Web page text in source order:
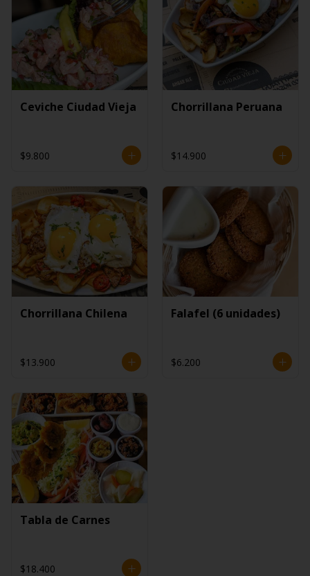
Ceviche Ciudad Vieja
$9.800
Chorrillana Peruana
$14.900
Chorrillana Chilena
$13.900
Falafel (6 unidades)
$6.200
Tabla de Carnes
$18.400